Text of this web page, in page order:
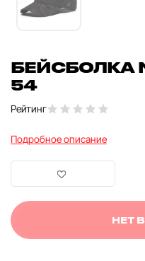
БЕЙСБОЛКА
54
Рейтинг
Подробное описание
НЕТ